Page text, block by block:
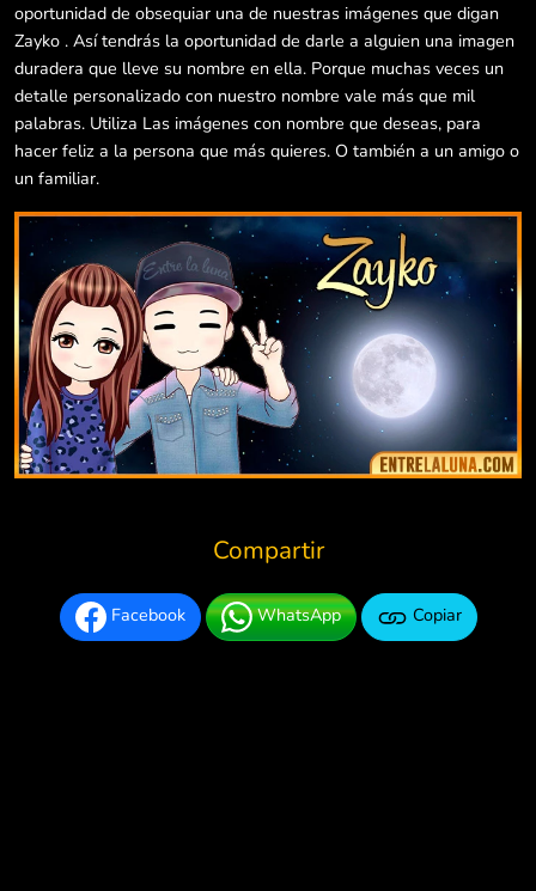
oportunidad de obsequiar una de nuestras imágenes que digan
Zayko . Así tendrás la oportunidad de darle a alguien una imagen
duradera que lleve su nombre en ella. Porque muchas veces un
detalle personalizado con nuestro nombre vale más que mil
palabras. Utiliza Las imágenes con nombre que deseas, para
hacer feliz a la persona que más quieres. O también a un amigo o
un familiar.
Compartir
Facebook WhatsApp Copiar